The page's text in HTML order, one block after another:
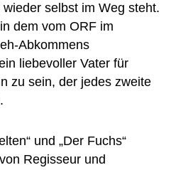
selbst im Weg steht.
dem vom ORF im
Abkommens
liebevoller Vater für
zu sein, der jedes zweite
und „Der Fuchs“
Regisseur und